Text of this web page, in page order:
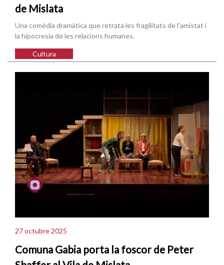
de Mislata
Una comèdia dramàtica que retrata les fragilitats de l’amistat i
la hipocresia de les relacions humanes.
Cultura
27 octubre 2025
Comuna Gabia porta la foscor de Peter